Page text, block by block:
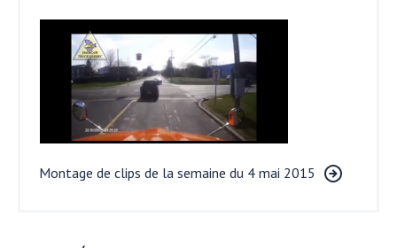
Montage de clips de la semaine du 4 mai 2015